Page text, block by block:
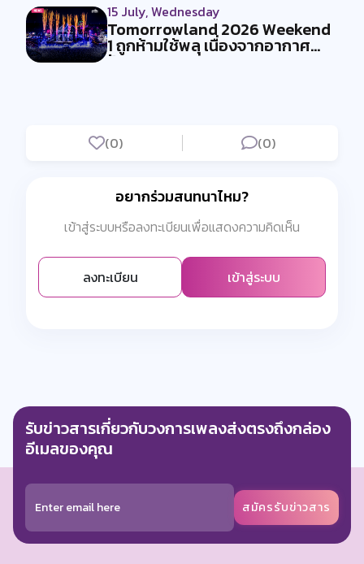
15 July, Wednesday
Tomorrowland 2026 Weekend
1 ถูกห้ามใช้พลุ เนื่องจากอากาศ
ร้อน...
(0) (0)
อยากร่วมสนทนาไหม?
เข้าสู่ระบบหรือลงทะเบียนเพื่อแสดงความคิดเห็น
ลงทะเบียน เข้าสู่ระบบ
รับข่าวสารเกี่ยวกับวงการเพลงส่งตรงถึงกล่อง
อีเมลของคุณ
สมัครรับข่าวสาร